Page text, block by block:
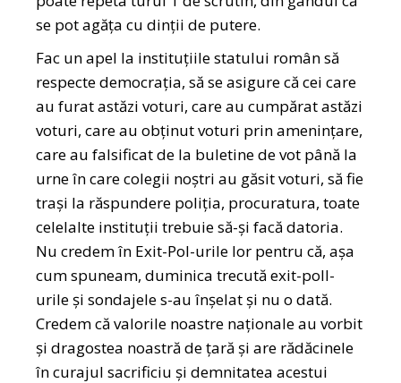
se pot agăța cu dinții de putere.
Fac un apel la instituțiile statului român să
respecte democrația, să se asigure că cei care
au furat astăzi voturi, care au cumpărat astăzi
voturi, care au obținut voturi prin amenințare,
care au falsificat de la buletine de vot până la
urne în care colegii noștri au găsit voturi, să fie
trași la răspundere poliția, procuratura, toate
celelalte instituții trebuie să-și facă datoria.
Nu credem în Exit-Pol-urile lor pentru că, așa
cum spuneam, duminica trecută exit-poll-
urile și sondajele s-au înșelat și nu o dată.
Credem că valorile noastre naționale au vorbit
și dragostea noastră de țară și are rădăcinele
în curajul sacrificiu și demnitatea acestui